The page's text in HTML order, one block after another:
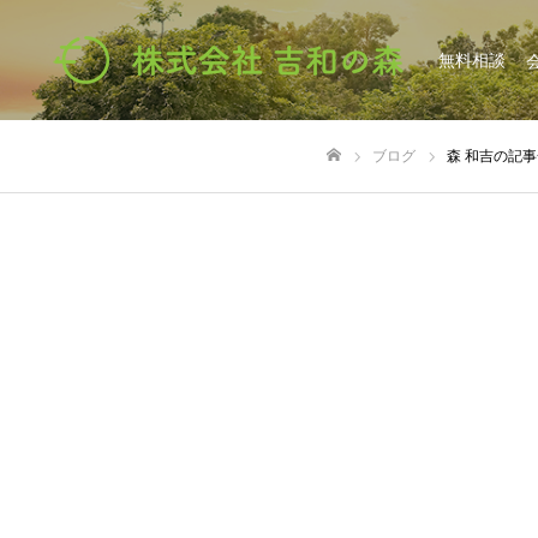
無料相談
ブログ 森 和吉の記